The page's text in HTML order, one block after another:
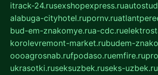
itrack-24.rusexshopexpress.ru
alabuga-cityhotel.rupornv.ru
bud-em-znakomye.rua-cdc.ru
korolevremont-market.rubudem-
oooagrosnab.rufpodaso.ruemfire.ru
ukrasotki.ruseksuzbek.ruseks-uzbek.ru